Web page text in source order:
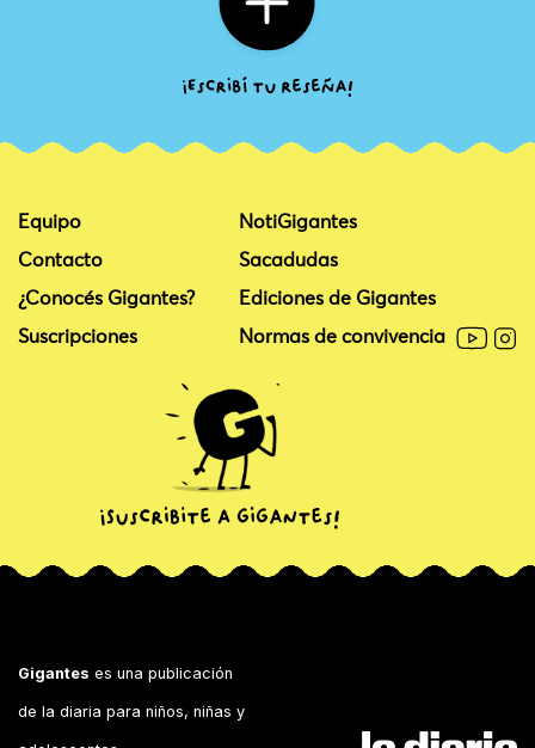
Equipo
Contacto
¿Conocés Gigantes?
Suscripciones
NotiGigantes
Sacadudas
Ediciones de Gigantes
Normas de convivencia
Gigantes es una publicación
de la diaria para niños, niñas y